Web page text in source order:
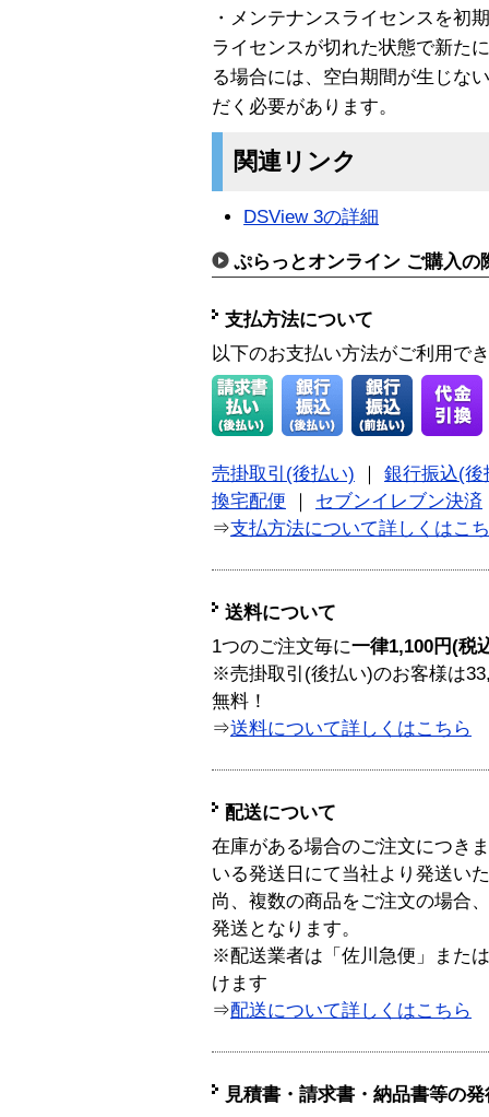
・メンテナンスライセンスを初
ライセンスが切れた状態で新た
る場合には、空白期間が生じな
だく必要があります。
関連リンク
DSView 3の詳細
ぷらっとオンライン ご購入の
支払方法について
以下のお支払い方法がご利用で
売掛取引(後払い)
銀行振込(後
換宅配便
セブンイレブン決済
⇒支払方法について詳しくはこ
送料について
1つのご注文毎に一律1,100円(税
※売掛取引(後払い)のお客様は
無料！
⇒送料について詳しくはこちら
配送について
在庫がある場合のご注文につき
いる発送日にて当社より発送い
尚、複数の商品をご注文の場合
発送となります。
※配送業者は「佐川急便」また
けます
⇒配送について詳しくはこちら
見積書・請求書・納品書等の